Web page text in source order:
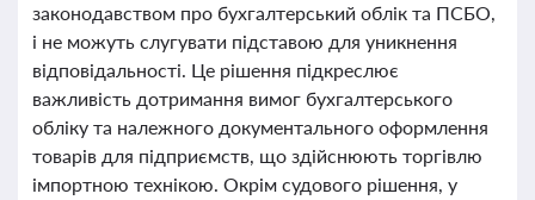
законодавством про бухгалтерський облік та ПСБО,
і не можуть слугувати підставою для уникнення
відповідальності. Це рішення підкреслює
важливість дотримання вимог бухгалтерського
обліку та належного документального оформлення
товарів для підприємств, що здійснюють торгівлю
імпортною технікою. Окрім судового рішення, у